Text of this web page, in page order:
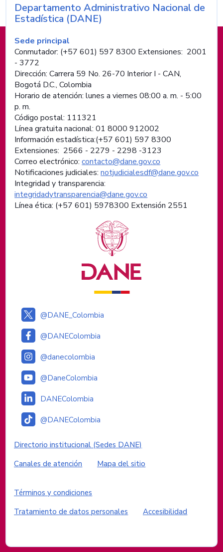
Información de pie de página
Nombre de la entidad
Departamento Administrativo Nacional de
Estadística (DANE)
Sede principal
Conmutador: (+57 601) 597 8300 Extensiones: 2001
- 3772
Dirección: Carrera 59 No. 26-70 Interior I - CAN,
Bogotá D.C., Colombia
Horario de atención: lunes a viernes 08:00 a. m. - 5:00
p. m.
Código postal: 111321
Línea gratuita nacional: 01 8000 912002
Información estadística:(+57 601) 597 8300
Extensiones: 2566 - 2279 - 2298 -3123
Correo electrónico:contacto@dane.gov.co
Notificaciones judiciales:notjudicialesdf@dane.gov.co
Integridad y transparencia:
integridadytransparencia@dane.gov.co
Línea ética: (+57 601) 5978300 Extensión 2551
Logos institucionales
@DANE_Colombia
@DANEColombia
@danecolombia
@DaneColombia
DANEColombia
@DANEColombia
Enlaces institucionales
Directorio institucional (Sedes DANE)
Canales de atención
Mapa del sitio
Enlaces del sitio
Términos y condiciones
Tratamiento de datos personales
Accesibilidad